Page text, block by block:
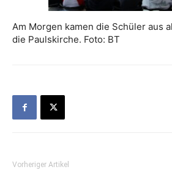
Am Morgen kamen die Schüler aus
die Paulskirche. Foto: BT
Vorheriger Artikel